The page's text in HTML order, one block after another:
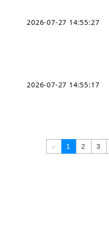
2026-07-27 14:55:27
2026-07-27 14:55:17
« 1 2 3